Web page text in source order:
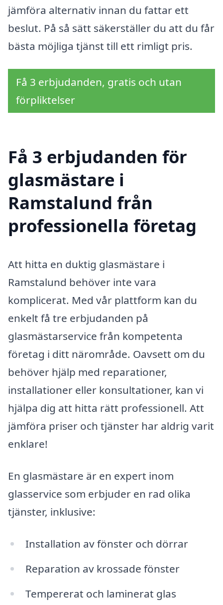
jämföra alternativ innan du fattar ett
beslut. På så sätt säkerställer du att du får
bästa möjliga tjänst till ett rimligt pris.
Få 3 erbjudanden, gratis och utan
förpliktelser
Få 3 erbjudanden för
glasmästare i
Ramstalund från
professionella företag
Att hitta en duktig glasmästare i
Ramstalund behöver inte vara
komplicerat. Med vår plattform kan du
enkelt få tre erbjudanden på
glasmästarservice från kompetenta
företag i ditt närområde. Oavsett om du
behöver hjälp med reparationer,
installationer eller konsultationer, kan vi
hjälpa dig att hitta rätt professionell. Att
jämföra priser och tjänster har aldrig varit
enklare!
En glasmästare är en expert inom
glasservice som erbjuder en rad olika
tjänster, inklusive:
Installation av fönster och dörrar
Reparation av krossade fönster
Tempererat och laminerat glas